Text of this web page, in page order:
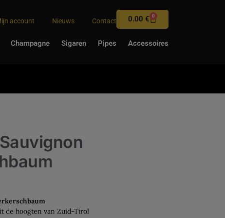
account Nieuws Contact 0.00€ 0
Champagne Sigaren Pipes Accessoires
de hoogten van Zuid-Tirol